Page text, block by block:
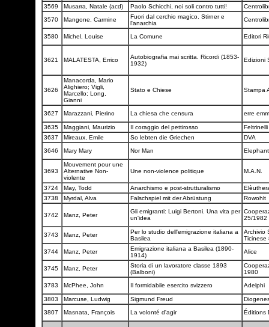
3569 Musarra, Natale (acd) Paolo Schicchi, noi soli contro tutti!
3570
Mangone, Carmine
Fuori dal cerchio magico. Stirner e
l'anarchia
3580 Michel, Louise La Comune Editori
3621 MALATESTA, Errico
Autobiografia mai scritta. Ricordi (1853-
1932)
Edizioni
3626
Manacorda, Mario
Alighiero; Vigli,
Marcello; Long,
Gianni
Stato e Chiese Stampa
3627 Marazzani, Pierino La chiesa che censura erre
3635 Maggiani, Maurizio Il coraggio del pettirosso
Feltrinelli
3637
Mireaux, Emile So lebten die Griechen
DVA
3646
Mary Mary Nor Man
3693
Mouvement pour une
Alternative Non-
violente
Une non-violence politique M.A.N.
3724 May, Todd Anarchismo e post-strutturalismo
3738
Myrdal, Alva Falschspiel mit der Abrüstung Rowohlt
3742 Manz, Peter
Gli emigranti: Luigi Bertoni. Una vita per
un'idea
25/1982
3743 Manz, Peter
Per lo studio dell'emigrazione italiana a
Basilea
Archivio
3744
Manz, Peter
Emigrazione italiana a Basilea (1890-
1914)
Alice
3745 Manz, Peter
Storia di un lavoratore classe 1893
(Balboni)
1980
3783
McPhee, John Il formidabile esercito svizzero Adelphi
3803 Marcuse, Ludwig Sigmund Freud
3807
Masnata, François La volonté d'agir Éditions